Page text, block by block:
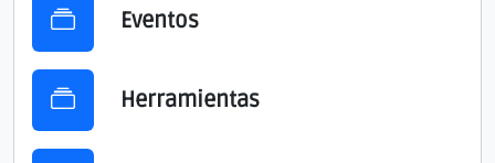
Eventos
Herramientas